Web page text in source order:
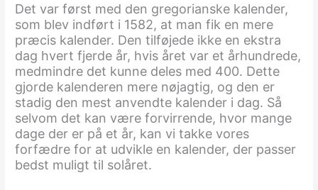
Det var først med den gregorianske kalender,
som blev indført i 1582, at man fik en mere
præcis kalender. Den tilføjede ikke en ekstra
dag hvert fjerde år, hvis året var et århundrede,
medmindre det kunne deles med 400. Dette
gjorde kalenderen mere nøjagtig, og den er
stadig den mest anvendte kalender i dag. Så
selvom det kan være forvirrende, hvor mange
dage der er på et år, kan vi takke vores
forfædre for at udvikle en kalender, der passer
bedst muligt til solåret.